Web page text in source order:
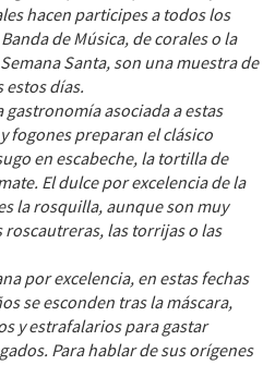
hacen participes a todos los
de Música, de corales o la
Santa, son una muestra de
días.
asociada a estas
fogones preparan el clásico
en escabeche, la tortilla de
El dulce por excelencia de la
la rosquilla, aunque son muy
las torrijas o las
por excelencia, en estas fechas
se esconden tras la máscara,
y estrafalarios para gastar
Para hablar de sus orígenes